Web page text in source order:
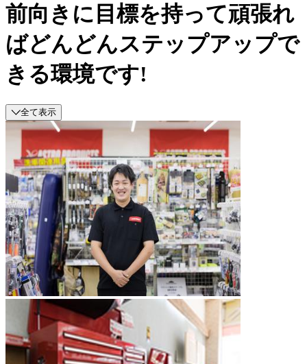
前向きに目標を持って頑張れ
ばどんどんステップアップで
きる環境です!
全て表示